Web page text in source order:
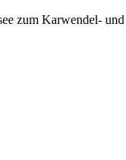
zum Karwendel-